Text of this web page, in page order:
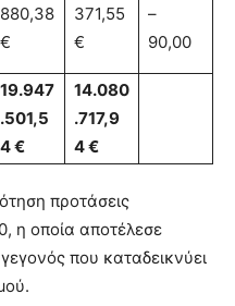
880,38
€
371,55
€
–
90,00
19.947
.501,5
4 €
14.080
.717,9
4 €
προτάσεις
η οποία αποτέλεσε
που καταδεικνύει